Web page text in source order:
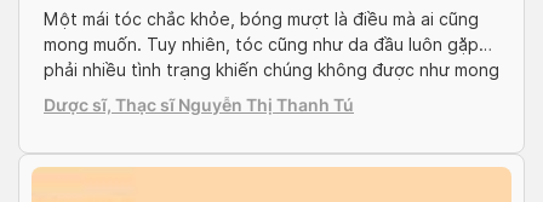
Một mái tóc chắc khỏe, bóng mượt là điều mà ai cũng
mong muốn. Tuy nhiên, tóc cũng như da đầu luôn gặp
phải nhiều tình trạng khiến chúng không được như mong
muốn. Nấm tóc là bệnh da liễu chỉ tình trạng viêm, tổn
thương nang tóc, làm tóc xơ xác và gây ra […]
Dược sĩ, Thạc sĩ Nguyễn Thị Thanh Tú